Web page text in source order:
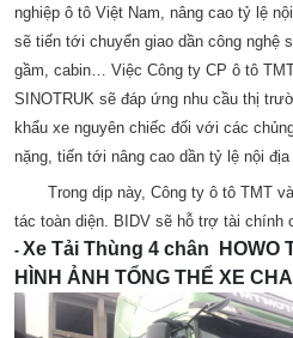
nghiệp ô tô Việt Nam, nâng cao tỷ lệ
sẽ tiến tới chuyển giao dần công nghệ
gầm, cabin… Việc Công ty CP ô tô
SINOTRUK sẽ đáp ứng nhu cầu thị
khẩu xe nguyên chiếc đối với các
nặng, tiến tới nâng cao dần tỷ lệ nội địa
Trong dịp này, Công ty ô tô TMT và
tác toàn diện. BIDV sẽ hỗ trợ tài chính
- Xe Tải Thùng 4 chân HOWO
HÌNH ẢNH TỔNG THỂ XE